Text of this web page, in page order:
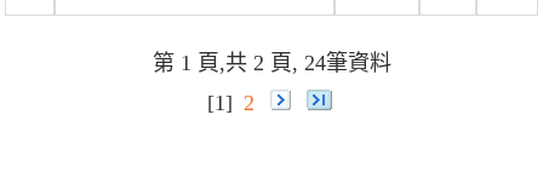
第 1 頁,共 2 頁, 24筆資料
[1] 2